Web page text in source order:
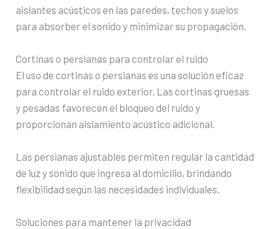
aislantes acústicos en las paredes, techos y suelos
para absorber el sonido y minimizar su propagación.
Cortinas o persianas para controlar el ruido
El uso de cortinas o persianas es una solución eficaz
para controlar el ruido exterior. Las cortinas gruesas
y pesadas favorecen el bloqueo del ruido y
proporcionan aislamiento acústico adicional.
Las persianas ajustables permiten regular la cantidad
de luz y sonido que ingresa al domicilio, brindando
flexibilidad según las necesidades individuales.
Soluciones para mantener la privacidad